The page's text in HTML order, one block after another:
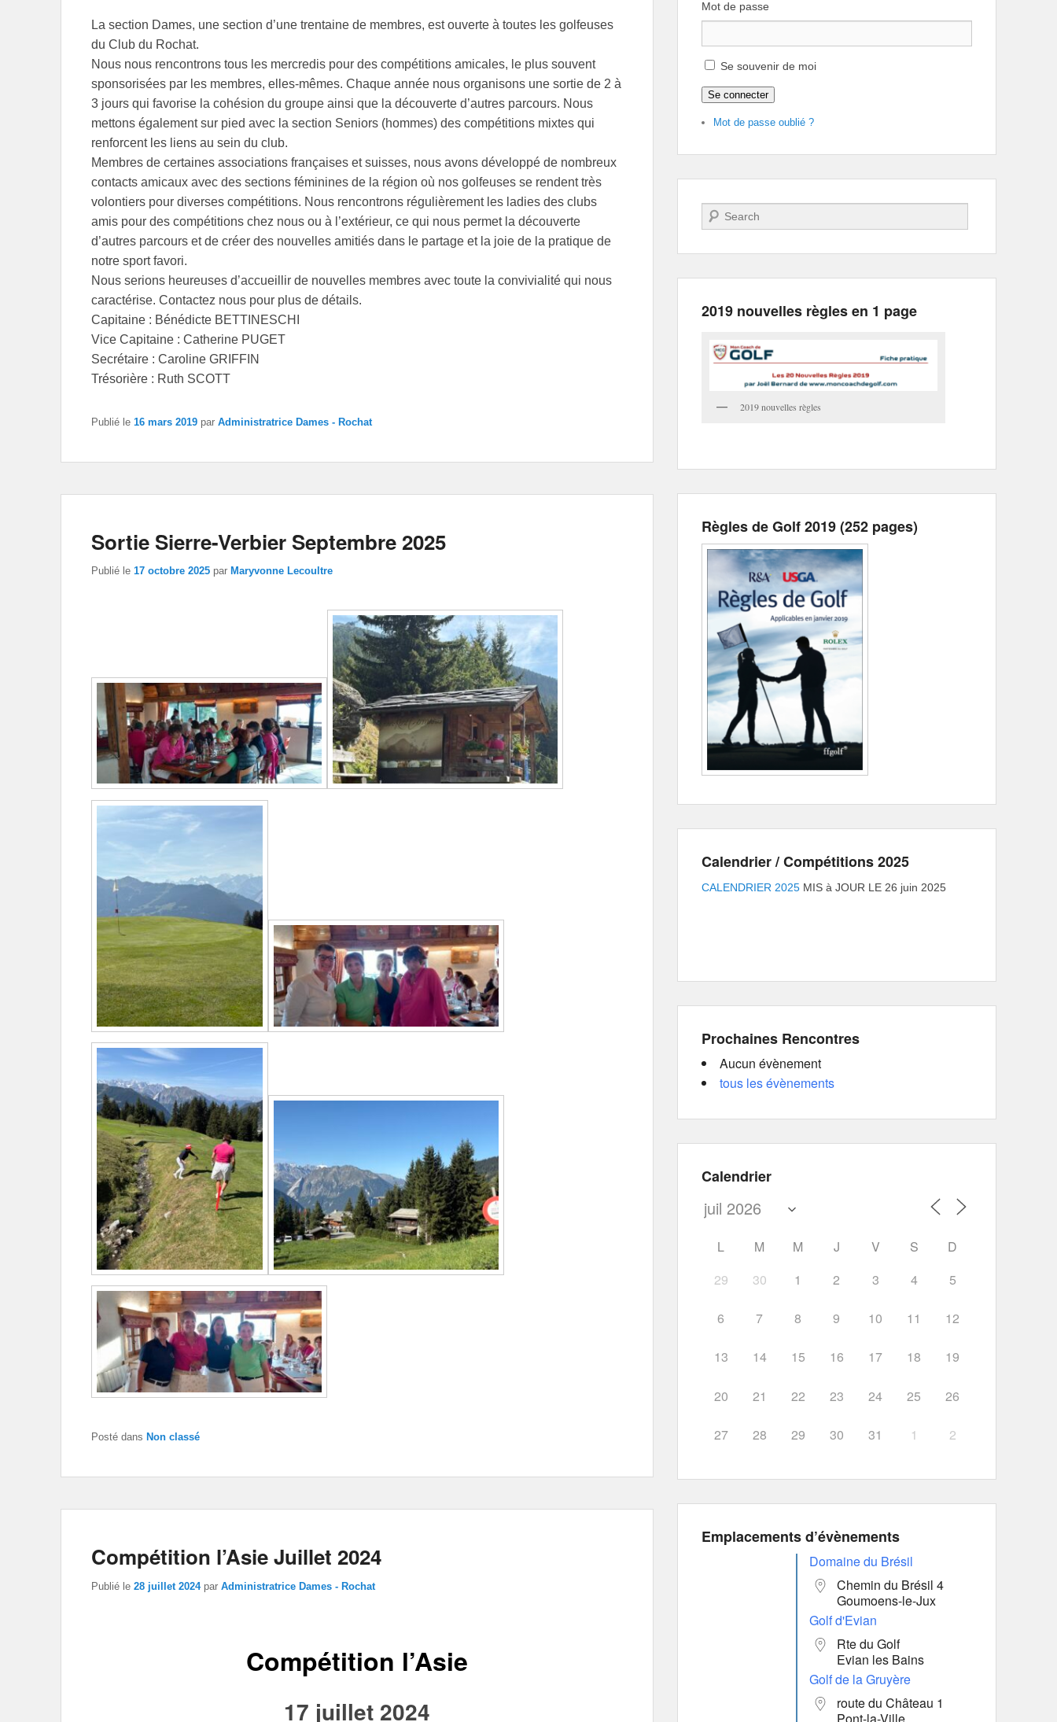
La section Dames, une section d’une trentaine de membres, est ouverte à toutes les golfeuses
du Club du Rochat.
Nous nous rencontrons tous les mercredis pour des compétitions amicales, le plus souvent
sponsorisées par les membres, elles-mêmes. Chaque année nous organisons une sortie de 2 à
3 jours qui favorise la cohésion du groupe ainsi que la découverte d’autres parcours. Nous
mettons également sur pied avec la section Seniors (hommes) des compétitions mixtes qui
renforcent les liens au sein du club.
Membres de certaines associations françaises et suisses, nous avons développé de nombreux
contacts amicaux avec des sections féminines de la région où nos golfeuses se rendent très
volontiers pour diverses compétitions. Nous rencontrons régulièrement les ladies des clubs
amis pour des compétitions chez nous ou à l’extérieur, ce qui nous permet la découverte
d’autres parcours et de créer des nouvelles amitiés dans le partage et la joie de la pratique de
notre sport favori.
Nous serions heureuses d’accueillir de nouvelles membres avec toute la convivialité qui nous
caractérise. Contactez nous pour plus de détails.
Capitaine : Bénédicte BETTINESCHI
Vice Capitaine : Catherine PUGET
Secrétaire : Caroline GRIFFIN
Trésorière : Ruth SCOTT
Publié le 16 mars 2019 par Administratrice Dames - Rochat
Sortie Sierre-Verbier Septembre 2025
Publié le 17 octobre 2025 par Maryvonne Lecoultre
Posté dans Non classé
Compétition l’Asie Juillet 2024
Publié le 28 juillet 2024 par Administratrice Dames - Rochat
Compétition l’Asie
17 juillet 2024
Mot de passe
Se souvenir de moi
Se connecter
Mot de passe oublié ?
Recherche
2019 nouvelles règles en 1 page
2019 nouvelles règles
Règles de Golf 2019 (252 pages)
Calendrier / Compétitions 2025
CALENDRIER 2025 MIS à JOUR LE 26 juin 2025
Prochaines Rencontres
Aucun évènement
tous les évènements
Calendrier
L M M J V S
D
29
30 1 2 3 4 5
6 7 8 9 10 11 12
13 14 15 16 17 18 19
20 21 22 23 24 25 26
27 28 29 30 31 1 2
Emplacements d’évènements
Domaine du Brésil
Chemin du Brésil 4
Goumoens-le-Jux
Golf d'Evian
Rte du Golf
Evian les Bains
Golf de la Gruyère
route du Château 1